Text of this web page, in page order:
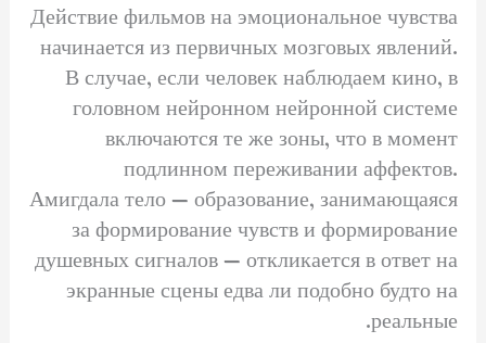
Действие фильмов на эмоциональное чувства
начинается из первичных мозговых явлений.
В случае, если человек наблюдаем кино, в
головном нейронном нейронной системе
включаются те же зоны, что в момент
подлинном переживании аффектов.
Амигдала тело — образование, занимающаяся
за формирование чувств и формирование
душевных сигналов — откликается в ответ на
экранные сцены едва ли подобно будто на
реальные.